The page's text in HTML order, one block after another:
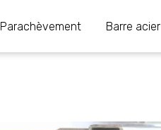
Parachèvement Barre acier